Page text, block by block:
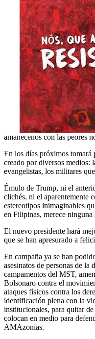
amanecenos con las peores
En los días próximos tomará
creado por diversos medios:
evangelistas, los militares
Émulo de Trump, ni el
clichés, ni el aparentemente
estereotipos inimaginables
en Filipinas, merece ninguna
El nuevo presidente hará
que se han apresurado a
En campaña ya se han
asesinatos de personas de la
campamentos del MST,
Bolsonaro contra el
ataques físicos contra los
identificación plena con la
institucionales, para quitar
colocan en medio para
AMAzonías.